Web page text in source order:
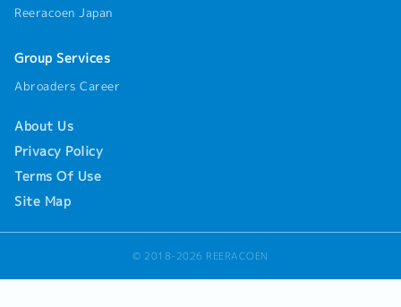
Reeracoen Japan
Group Services
Abroaders Career
About Us
Privacy Policy
Terms Of Use
Site Map
© 2018-2026 REERACOEN